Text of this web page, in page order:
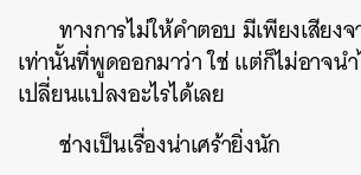
ทางการไม่ให้คำตอบ มีเพียงเสียง
เท่านั้นที่พูดออกมาว่า ใช่ แต่ก็ไม่อาจน
เปลี่ยนแปลงอะไรได้เลย
ช่างเป็นเรื่องน่าเศร้ายิ่งนัก